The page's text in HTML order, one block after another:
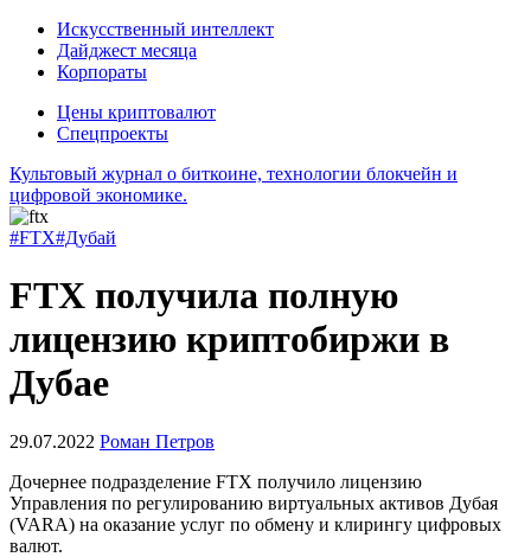
Искусственный интеллект
Дайджест месяца
Корпораты
Цены криптовалют
Спецпроекты
Культовый журнал о биткоине, технологии блокчейн и
цифровой экономике.
#FTX#Дубай
FTX получила полную
лицензию криптобиржи в
Дубае
29.07.2022 Роман Петров
Дочернее подразделение FTX получило лицензию
Управления по регулированию виртуальных активов Дубая
(VARA) на оказание услуг по обмену и клирингу цифровых
валют.